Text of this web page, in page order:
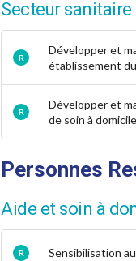
Secteur
R
Développer et
établissement
R
Développer et
de soin à domicile
Personnes
Aide et soin à
R Sensibilisation